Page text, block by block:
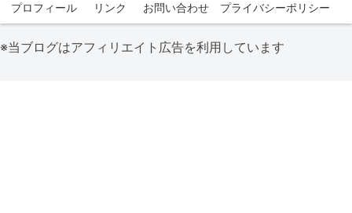
プロフィール リンク お問い合わせ プライバシーポリシー
※当ブログはアフィリエイト広告を利用しています